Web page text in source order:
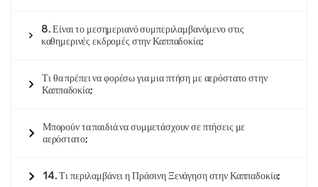
8. Είναι το μεσημεριανό συμπεριλαμβανόμενο στις
καθημερινές εκδρομές στην Καππαδοκία;
Τι θα πρέπει να φορέσω για μια πτήση με αερόστατο στην
Καππαδοκία;
Μπορούν τα παιδιά να συμμετάσχουν σε πτήσεις με
αερόστατο;
14. Τι περιλαμβάνει η Πράσινη Ξενάγηση στην Καππαδοκία;